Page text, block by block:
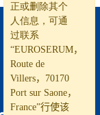
正或删除其个
人信息，可通
过联系
“EUROSERUM，
Route de
Villers， 70170
Port sur Saone，
France”行使该